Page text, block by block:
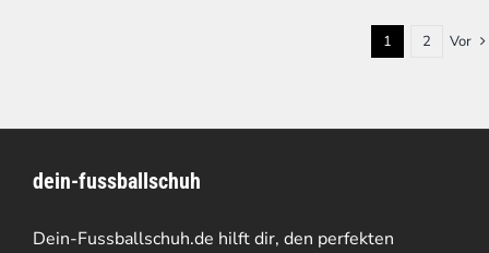
1 2 Vor
dein-fussballschuh
Dein-Fussballschuh.de hilft dir, den perfekten